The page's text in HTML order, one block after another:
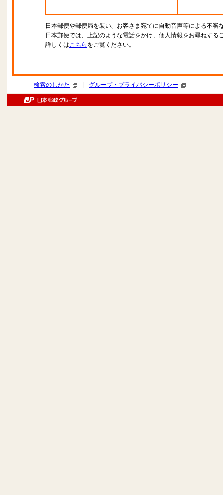
日本郵便や郵便局を装い、お客さま宛てに自動音声等による不審
日本郵便では、上記のような電話をかけ、個人情報をお尋ねする
詳しくはこちら をご覧ください。
検索のしかた グループ・プライバシーポリシー